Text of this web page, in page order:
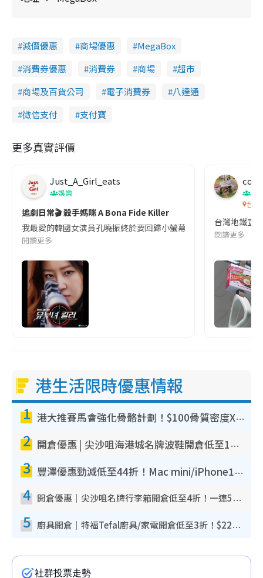
減價優惠 商場優惠
MegaBox
消費券優惠
消費券 商場
超市
商場及百貨公司
電子消費券
八達通
微信支付
支付寶
更多真實評價
Just_A_Girl_eats
娛樂
追劇日常🎬 殺手媽咪 A Bona Fide Killer
我最愛的韓國女演員孔曉振終於要回歸小螢幕啦!這次的劇本改編
閱讀更多
co
吹
台灣
台灣地鐵宣
閱讀更多
港生活限時優惠情報
1 港大推賽馬會強化骨骼計劃！$100骨質密度X光檢查 完成免費運動訓練送超市禮券！附參加資格
2 開倉優惠 | 尖沙咀海港城名牌波鞋開倉低至1折！On鞋$899起／Joy&Peace鞋履$98起
3 豐澤優惠勁減低至44折！Mac mini/iPhone17Pro大減價！廚房家電$220起
4 開倉優惠｜尖沙咀名牌行李箱開倉低至4折！一連5日 American Tourister/ace./Hallmark $200起！
5 廚具開倉｜特福Tefal廚具/家電開倉低至3折！$220起買平底鍋/炒鑊/湯煲！電飯煲/吸塵機/燙斗$418起